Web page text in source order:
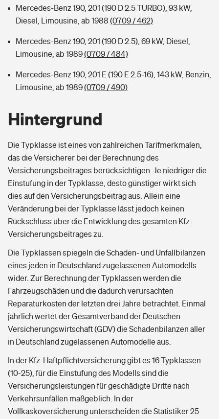
Mercedes-Benz 190, 201 (190 D 2.5 TURBO), 93 kW,
Diesel, Limousine, ab 1988 (0709 / 462)
Mercedes-Benz 190, 201 (190 D 2.5), 69 kW, Diesel,
Limousine, ab 1989(0709 / 484)
Mercedes-Benz 190, 201 E (190 E 2.5-16), 143 kW, Benzin,
Limousine, ab 1989(0709 / 490)
Hintergrund
Die Typklasse ist eines von zahlreichen Tarifmerkmalen,
das die Versicherer bei der Berechnung des
Versicherungsbeitrages berücksichtigen. Je niedriger die
Einstufung in der Typklasse, desto günstiger wirkt sich
dies auf den Versicherungsbeitrag aus. Allein eine
Veränderung bei der Typklasse lässt jedoch keinen
Rückschluss über die Entwicklung des gesamten Kfz-
Versicherungsbeitrages zu.
Die Typklassen spiegeln die Schaden- und Unfallbilanzen
eines jeden in Deutschland zugelassenen Automodells
wider. Zur Berechnung der Typklassen werden die
Fahrzeugschäden und die dadurch verursachten
Reparaturkosten der letzten drei Jahre betrachtet. Einmal
jährlich wertet der Gesamtverband der Deutschen
Versicherungswirtschaft (GDV) die Schadenbilanzen aller
in Deutschland zugelassenen Automodelle aus.
In der Kfz-Haftpflichtversicherung gibt es 16 Typklassen
(10-25), für die Einstufung des Modells sind die
Versicherungsleistungen für geschädigte Dritte nach
Verkehrsunfällen maßgeblich. In der
Vollkaskoversicherung unterscheiden die Statistiker 25